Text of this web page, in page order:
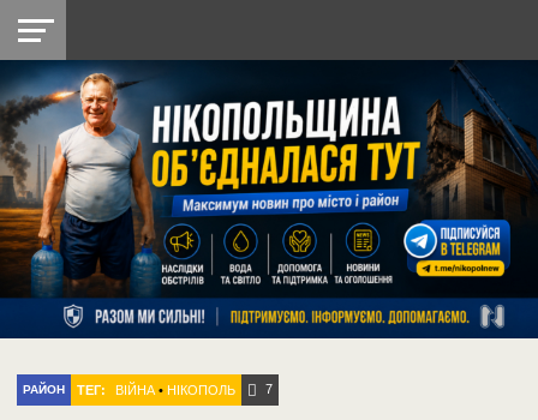
НІКОПОЛЬ
РАЙОН
СІЧЕСЛАВСЬКА
УКРАЇНА
РЕТРО
НІКОПОЛЬ
ЛАЙТ
УКРАЇНА
ДОПОМОГА
РАДІО
РАЙОН ТЕГ: ВІЙНА •НІКОПОЛЬ 7